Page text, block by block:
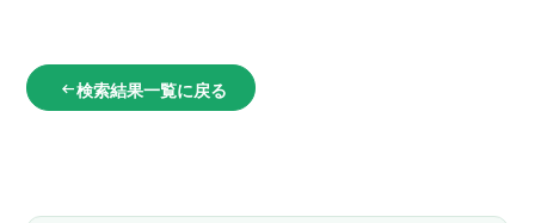
arrow_left_alt検索結果一覧に戻る